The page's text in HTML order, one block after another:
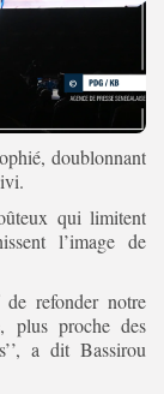
doublonnant
qui limitent
l’image de
refonder notre
plus proche des
a dit Bassirou